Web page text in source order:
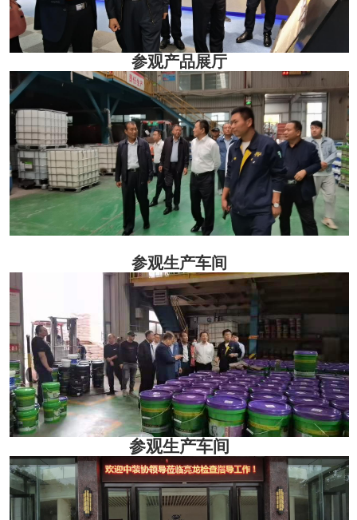
参观产品展厅
参观生产车间
参观生产车间